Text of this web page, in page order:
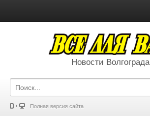
Новости Волгограда
Полная версия сайта